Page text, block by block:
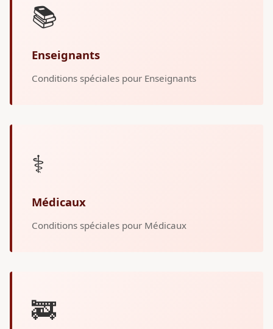
📚
Enseignants
Conditions spéciales pour Enseignants
⚕️
Médicaux
Conditions spéciales pour Médicaux
🚒